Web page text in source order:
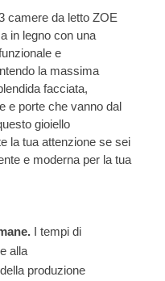
camere da letto ZOE
in legno con una
e
la massima
facciata,
e porte che vanno dal
gioiello
la tua attenzione se sei
e moderna per la tua
I tempi di
alla
produzione